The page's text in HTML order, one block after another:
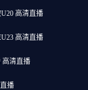
高清直播
高清直播
高清直播
播